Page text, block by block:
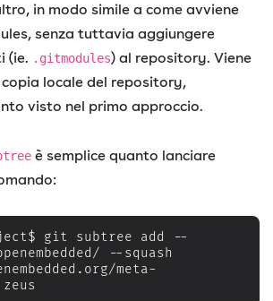
in modo simile a come avviene
senza tuttavia aggiungere
(ie. .gitmodules) al repository. Viene
locale del repository,
visto nel primo approccio.
è semplice quanto lanciare
git subtree add --
--squash
meta-
zeus